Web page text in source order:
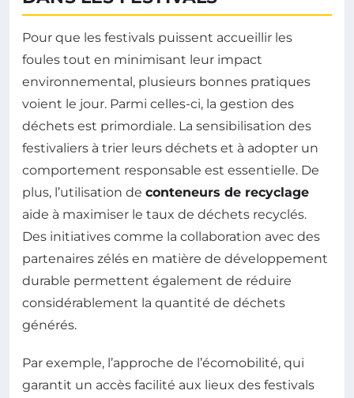
Pour que les festivals puissent accueillir les
foules tout en minimisant leur impact
environnemental, plusieurs bonnes pratiques
voient le jour. Parmi celles-ci, la gestion des
déchets est primordiale. La sensibilisation des
festivaliers à trier leurs déchets et à adopter un
comportement responsable est essentielle. De
plus, l’utilisation de conteneurs de recyclage
aide à maximiser le taux de déchets recyclés.
Des initiatives comme la collaboration avec des
partenaires zélés en matière de développement
durable permettent également de réduire
considérablement la quantité de déchets
générés.
Par exemple, l’approche de l’écomobilité, qui
garantit un accès facilité aux lieux des festivals